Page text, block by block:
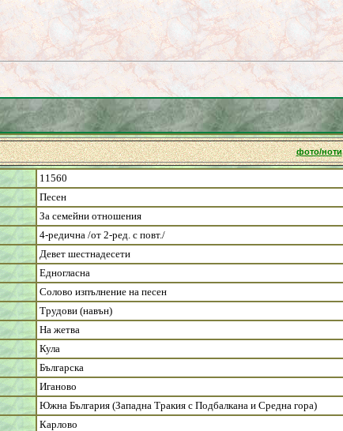
фото/ноти
11560
Песен
За семейни отношения
4-редична /от 2-ред. с повт./
Девет шестнадесети
Едногласна
Солово изпълнение на песен
Трудови (навън)
На жетва
Кула
Българска
Иганово
Южна България (Западна Тракия с Подбалкана и Средна гора)
Карлово